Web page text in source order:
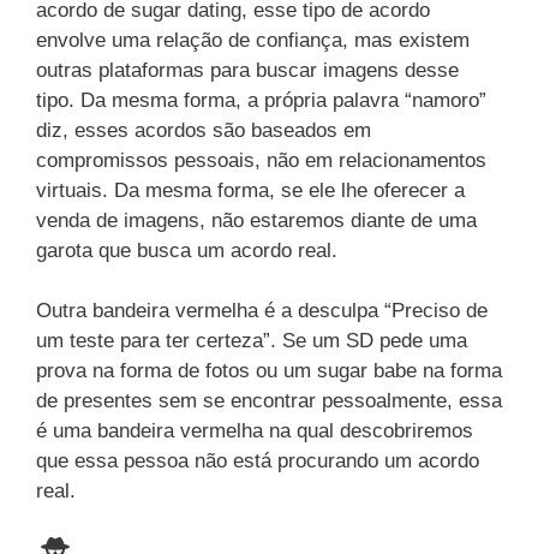
acordo de sugar dating, esse tipo de acordo
envolve uma relação de confiança, mas existem
outras plataformas para buscar imagens desse
tipo. Da mesma forma, a própria palavra “namoro”
diz, esses acordos são baseados em
compromissos pessoais, não em relacionamentos
virtuais. Da mesma forma, se ele lhe oferecer a
venda de imagens, não estaremos diante de uma
garota que busca um acordo real.
Outra bandeira vermelha é a desculpa “Preciso de
um teste para ter certeza”. Se um SD pede uma
prova na forma de fotos ou um sugar babe na forma
de presentes sem se encontrar pessoalmente, essa
é uma bandeira vermelha na qual descobriremos
que essa pessoa não está procurando um acordo
real.